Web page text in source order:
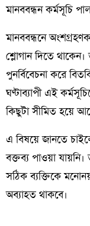
মানববন্ধন কর্মসূচি
মানববন্ধনে
শ্লোগান দিতে থাকেন।
পুনর্বিবেচনা করে
ঘণ্টাব্যাপী এই
কিছুটা সীমিত হয়ে
এ বিষয়ে জানতে
বক্তব্য পাওয়া
সঠিক ব্যক্তিকে
অব্যাহত থাকবে।